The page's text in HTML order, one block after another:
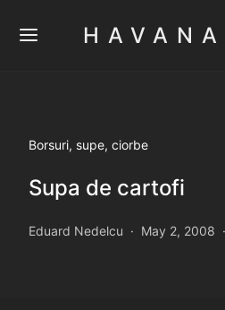
Borsuri, supe, ciorbe
Supa de cartofi
Eduard Nedelcu May 2, 2008